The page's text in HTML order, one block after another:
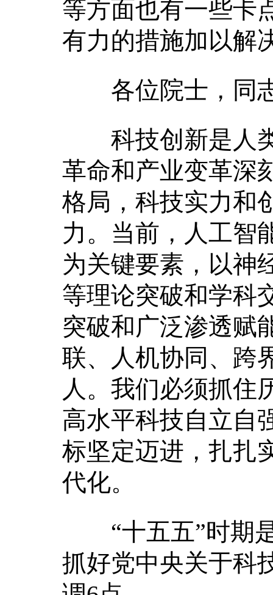
等方面也有一些卡
有力的措施加以解
各位院士，同
科技创新是人类
革命和产业变革深
格局，科技实力和
力。当前，人工智
为关键要素，以神
等理论突破和学科
突破和广泛渗透赋
联、人机协同、跨
人。我们必须抓住
高水平科技自立自
标坚定迈进，扎扎
代化。
“十五五”时期是
抓好党中央关于科